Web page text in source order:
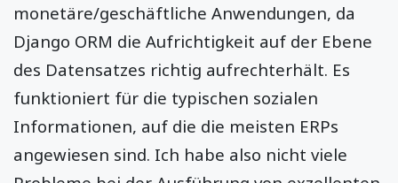
monetäre/geschäftliche Anwendungen, da
Django ORM die Aufrichtigkeit auf der Ebene
des Datensatzes richtig aufrechterhält. Es
funktioniert für die typischen sozialen
Informationen, auf die die meisten ERPs
angewiesen sind. Ich habe also nicht viele